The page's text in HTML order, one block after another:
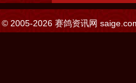
© 2005-2026 赛鸽资讯网